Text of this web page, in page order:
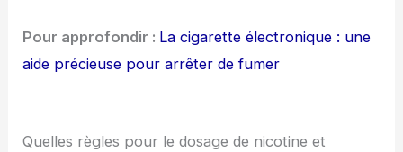
Pour approfondir : La cigarette électronique : une
aide précieuse pour arrêter de fumer
Quelles règles pour le dosage de nicotine et